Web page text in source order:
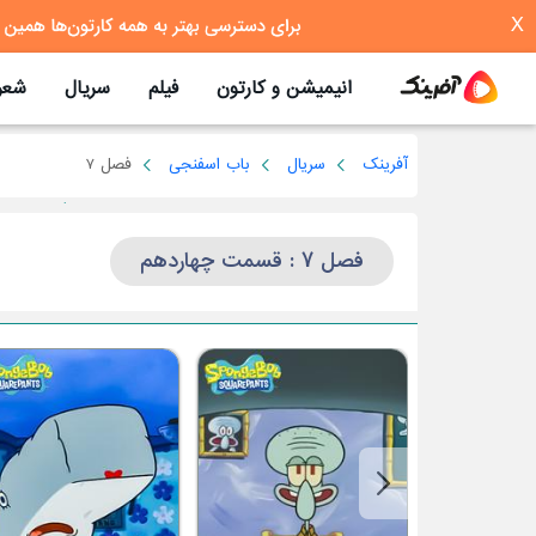
X
انیمیشن و کارتون فیلم سریال
آفرینک سریال باب اسفنجی فصل 7
فصل 7 : قسمت چهاردهم